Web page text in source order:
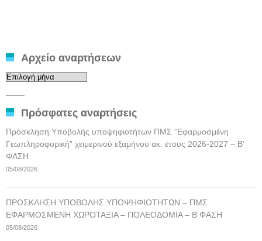
Αρχείο αναρτήσεων
Αρχείο
Πρόσφατες αναρτήσεις
Πρόσκληση Υποβολής υποψηφιοτήτων ΠΜΣ “Εφαρμοσμένη
Γεωπληροφορική” χειμερινού εξαμήνου ακ. έτους 2026-2027 – Β’
ΦΑΣΗ
05/08/2026
ΠΡΟΣΚΛΗΣΗ ΥΠΟΒΟΛΗΣ ΥΠΟΨΗΦΙΟΤΗΤΩΝ – ΠΜΣ
ΕΦΑΡΜΟΣΜΕΝΗ ΧΩΡΟΤΑΞΙΑ – ΠΟΛΕΟΔΟΜΙΑ – Β ΦΑΣΗ
05/08/2026